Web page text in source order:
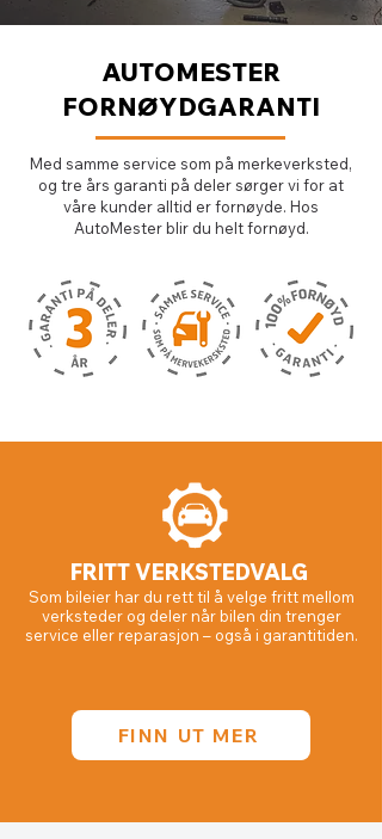
AUTOMESTER
FORNØYDGARANTI
Med samme service som på merkeverksted,
og tre års garanti på deler sørger vi for at
våre kunder alltid er fornøyde. Hos
AutoMester blir du helt fornøyd.
FRITT VERKSTEDVALG
Som bileier har du rett til å velge fritt mellom
verksteder og deler når bilen din trenger
service eller reparasjon – også i garantitiden.
FINN UT MER